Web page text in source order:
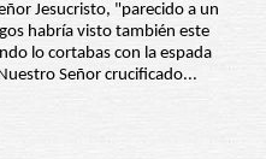
Jesucristo, "parecido a un
habría visto también este
lo cortabas con la espada
Señor crucificado...